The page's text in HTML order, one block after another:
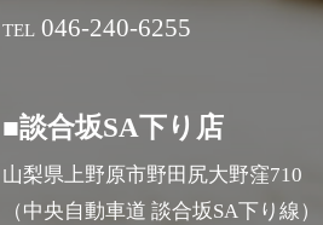
TEL 046-240-6255
■談合坂SA下り店
山梨県上野原市野田尻大野窪710
（中央自動車道 談合坂SA下り線）